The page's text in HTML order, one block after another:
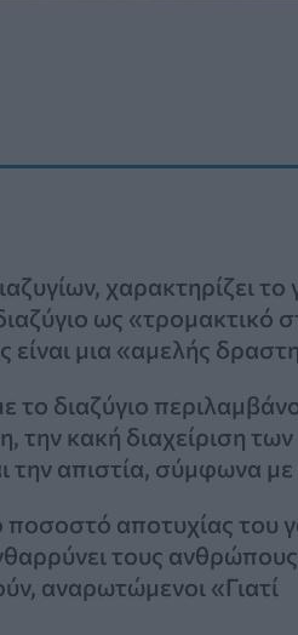
χαρακτηρίζει το
ως «τρομακτικό
είναι μια «αμελής
το διαζύγιο
την κακή διαχείριση των
την απιστία, σύμφωνα με
ποσοστό αποτυχίας του
τους
αναρωτώμενοι «Γιατί